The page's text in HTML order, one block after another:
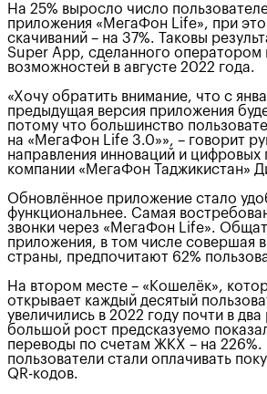
На 25% выросло число
приложения «МегаФон Life», при
скачиваний – на 37%. Таковы
Super App, сделанного
возможностей в августе 2022 года.
«Хочу обратить внимание, что с
предыдущая версия приложения
потому что большинство
на «МегаФон Life 3.0»», – говорит
направления инноваций и цифровых
компании «МегаФон
Обновлённое приложение стало
функциональнее. Самая
звонки через «МегаФон Life».
приложения, в том числе совершая
страны, предпочитают 62%
На втором месте – «Кошелёк»,
открывает каждый десятый
увеличились в 2022 году почти в
большой рост предсказуемо
переводы по счетам ЖКХ – на 226%.
пользователи стали оплачивать
QR-кодов.